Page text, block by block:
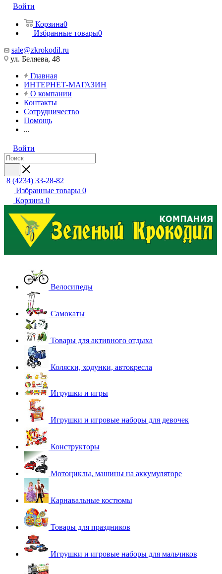
Войти
Корзина0
Избранные товары0
sale@zkrokodil.ru
ул. Беляева, 48
Главная
ИНТЕРНЕТ-МАГАЗИН
О компании
Контакты
Сотрудничество
Помощь
...
Войти
8 (4234) 33-28-82
Избранные товары 0
Корзина 0
Велосипеды
Самокаты
Товары для активного отдыха
Коляски, ходунки, автокресла
Игрушки и игры
Игрушки и игровые наборы для девочек
Конструкторы
Мотоциклы, машины на аккумуляторе
Карнавальные костюмы
Товары для праздников
Игрушки и игровые наборы для мальчиков